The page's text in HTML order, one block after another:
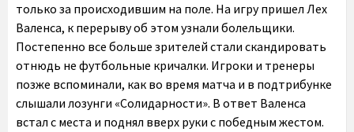
только за происходившим на поле. На игру пришел Лех
Валенса, к перерыву об этом узнали болельщики.
Постепенно все больше зрителей стали скандировать
отнюдь не футбольные кричалки. Игроки и тренеры
позже вспоминали, как во время матча и в подтрибунке
слышали лозунги «Солидарности». В ответ Валенса
встал с места и поднял вверх руки с победным жестом.